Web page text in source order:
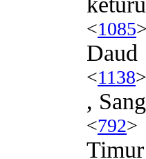
<1085>
Daud
<1138>
,
<792>
Timur